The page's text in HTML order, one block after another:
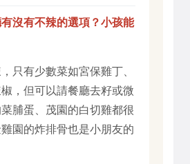
沒有不辣的選項？小孩能
只有少數菜如宮保雞丁、
，但可以請餐廳去籽或微
脯蛋、茂園的白切雞都很
園的炸排骨也是小朋友的